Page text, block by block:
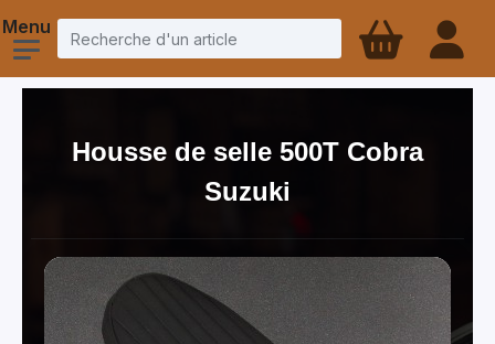
Housse de selle 500T Cobra
Suzuki